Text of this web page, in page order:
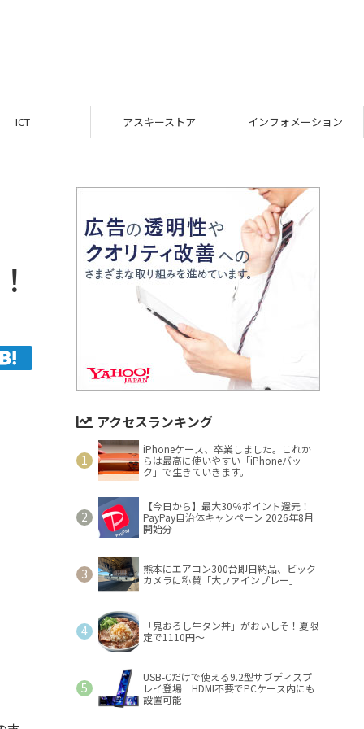
ICT アスキーストア インフォメーション
アクセスランキング
iPhoneケース、卒業しました。これか
らは最高に使いやすい「iPhoneバッ
ク」で生きていきます。
【今日から】最大30％ポイント還元！
PayPay自治体キャンペーン 2026年8月
開始分
熊本にエアコン300台即日納品、ビック
カメラに称賛「大ファインプレー」
「鬼おろし牛タン丼」がおいしそ！夏限
定で1110円～
USB-Cだけで使える9.2型サブディスプ
レイ登場 HDMI不要でPCケース内にも
設置可能